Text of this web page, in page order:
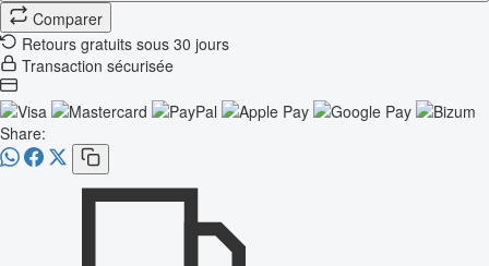
Comparer
Retours gratuits sous 30 jours
Transaction sécurisée
Share: